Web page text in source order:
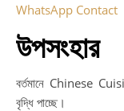
WhatsApp Contact
উপসংহার
বর্তমানে Chinese
বৃদ্ধি পাচ্ছে।